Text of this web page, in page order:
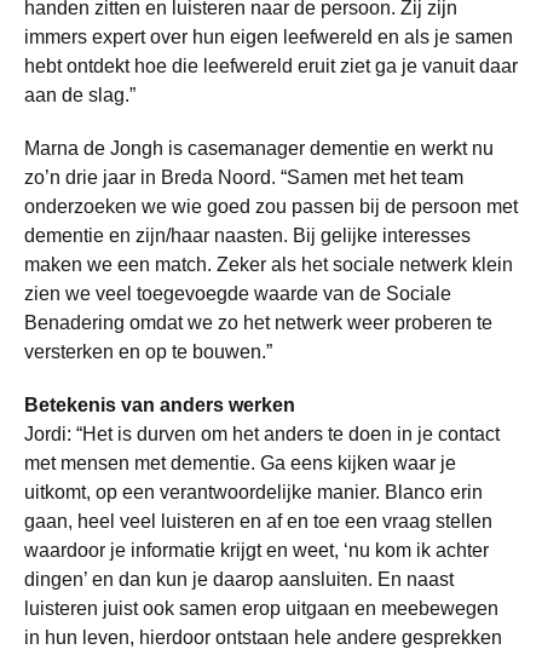
handen zitten en luisteren naar de persoon. Zij zijn
immers expert over hun eigen leefwereld en als je samen
hebt ontdekt hoe die leefwereld eruit ziet ga je vanuit daar
aan de slag.”
Marna de Jongh is casemanager dementie en werkt nu
zo’n drie jaar in Breda Noord. “Samen met het team
onderzoeken we wie goed zou passen bij de persoon met
dementie en zijn/haar naasten. Bij gelijke interesses
maken we een match. Zeker als het sociale netwerk klein
zien we veel toegevoegde waarde van de Sociale
Benadering omdat we zo het netwerk weer proberen te
versterken en op te bouwen.”
Betekenis van anders werken
Jordi: “Het is durven om het anders te doen in je contact
met mensen met dementie. Ga eens kijken waar je
uitkomt, op een verantwoordelijke manier. Blanco erin
gaan, heel veel luisteren en af en toe een vraag stellen
waardoor je informatie krijgt en weet, ‘nu kom ik achter
dingen’ en dan kun je daarop aansluiten. En naast
luisteren juist ook samen erop uitgaan en meebewegen
in hun leven, hierdoor ontstaan hele andere gesprekken